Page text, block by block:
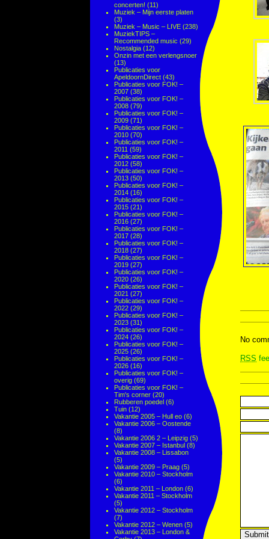
concerten! (11)
Muziek – Mijn eerste platen
(3)
Muziek – Music – LIVE (238)
MuziekTIPS –
Recommended music (29)
Nostalgia (12)
Onzin met een verlengsnoer
(13)
Publicaties voor
ApeldoornDirect (43)
Publicaties voor FOK! –
2007 (38)
Publicaties voor FOK! –
2008 (79)
Publicaties voor FOK! –
2009 (71)
Publicaties voor FOK! –
2010 (70)
Publicaties voor FOK! –
2011 (59)
Publicaties voor FOK! –
2012 (58)
Publicaties voor FOK! –
2013 (50)
Publicaties voor FOK! –
2014 (16)
Publicaties voor FOK! –
2015 (21)
Publicaties voor FOK! –
2016 (27)
Publicaties voor FOK! –
2017 (28)
Publicaties voor FOK! –
2018 (27)
Publicaties voor FOK! –
2019 (27)
Publicaties voor FOK! –
2020 (26)
Publicaties voor FOK! –
2021 (27)
Publicaties voor FOK! –
2022 (29)
Publicaties voor FOK! –
2023 (31)
Publicaties voor FOK! –
2024 (26)
Publicaties voor FOK! –
2025 (26)
Publicaties voor FOK! –
2026 (16)
Publicaties voor FOK! –
overig (69)
Publicaties voor FOK! –
Tim's corner (20)
Rubberen poedel (6)
Tuin (12)
Vakantie 2005 – Hull eo (6)
Vakantie 2006 – Oostende
(8)
Vakantie 2006 2 – Leipzig (5)
Vakantie 2007 – Istanbul (8)
Vakantie 2008 – Lissabon
(5)
Vakantie 2009 – Praag (5)
Vakantie 2010 – Stockholm
(6)
Vakantie 2011 – London (6)
Vakantie 2011 – Stockholm
(5)
Vakantie 2012 – Stockholm
(7)
Vakantie 2012 – Wenen (5)
Vakantie 2013 – London &
No
RSS